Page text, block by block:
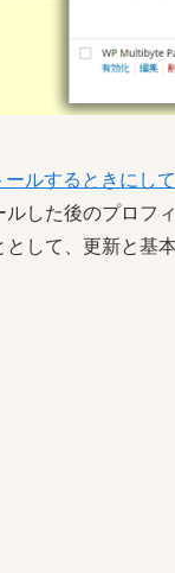
ールするときにし
した後のプロフ
して、更新と基